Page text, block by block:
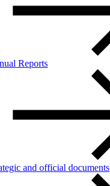
Reports
and official documents